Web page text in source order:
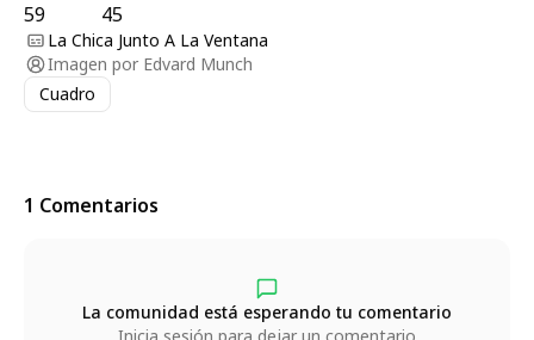
59 45
La Chica Junto A La Ventana
Imagen por Edvard Munch
Cuadro
1 Comentarios
La comunidad está esperando tu comentario